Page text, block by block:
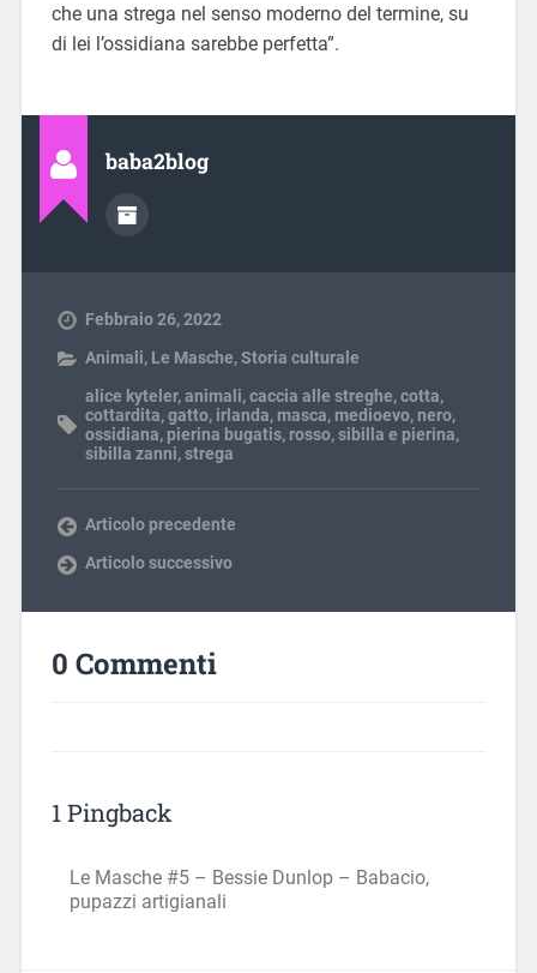
che una strega nel senso moderno del termine, su
di lei l’ossidiana sarebbe perfetta”.
baba2blog
Febbraio 26, 2022
Animali, Le Masche,Storia culturale
alice kyteler,animali,caccia alle streghe,cotta,
cottardita,gatto, irlanda, masca, medioevo,nero,
ossidiana, pierina bugatis, rosso,sibilla e pierina,
sibilla zanni,strega
Articolo precedente
Articolo successivo
0 Commenti
1 Pingback
Le Masche #5 – Bessie Dunlop – Babacio,
pupazzi artigianali